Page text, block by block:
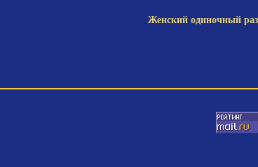
Женский одиночный